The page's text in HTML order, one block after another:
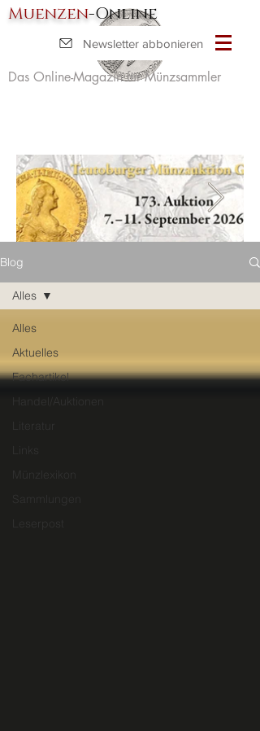
Muenzen-Online
Das Online-Magazin für Münzsammler
Newsletter abbonieren
Blog
Alles
Aktuelles
Fachartikel
Handel/Auktionen
Münzlexikon
Alles